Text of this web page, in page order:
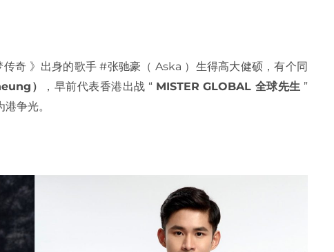
奇 》出身的歌手 #张驰豪（ Aska ）生得高大健硕，有个同
） ，早前代表香港出战 “ MISTER GLOBAL 全球先生 ”
争光。